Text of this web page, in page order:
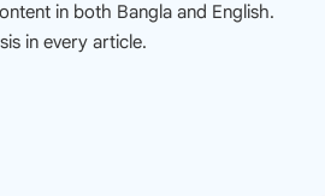
in both Bangla and English.
in every article.